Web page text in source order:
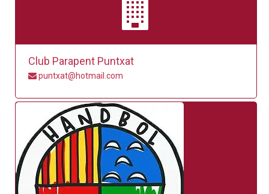
Club Parapent Puntxat
puntxat@hotmail.com